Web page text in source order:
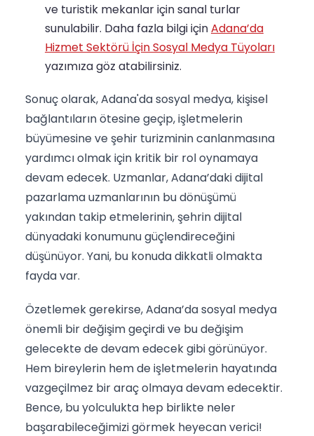
ve turistik mekanlar için sanal turlar
sunulabilir. Daha fazla bilgi içinAdana’da
Hizmet Sektörü İçin Sosyal Medya Tüyoları
yazımıza göz atabilirsiniz.
Sonuç olarak, Adana'da sosyal medya, kişisel
bağlantıların ötesine geçip, işletmelerin
büyümesine ve şehir turizminin canlanmasına
yardımcı olmak için kritik bir rol oynamaya
devam edecek. Uzmanlar, Adana’daki dijital
pazarlama uzmanlarının bu dönüşümü
yakından takip etmelerinin, şehrin dijital
dünyadaki konumunu güçlendireceğini
düşünüyor. Yani, bu konuda dikkatli olmakta
fayda var.
Özetlemek gerekirse, Adana’da sosyal medya
önemli bir değişim geçirdi ve bu değişim
gelecekte de devam edecek gibi görünüyor.
Hem bireylerin hem de işletmelerin hayatında
vazgeçilmez bir araç olmaya devam edecektir.
Bence, bu yolculukta hep birlikte neler
başarabileceğimizi görmek heyecan verici!